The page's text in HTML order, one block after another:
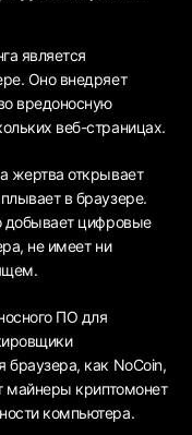
является
Оно внедряет
вредоносную
веб-страницах.
жертва открывает
в браузере.
добывает цифровые
не имеет ни
ПО для
браузера, как NoCoin,
майнеры криптомонет
компьютера.